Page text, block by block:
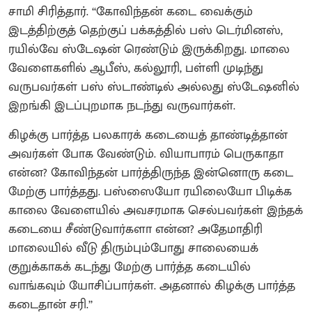
சாமி சிரித்தார். ‘‘கோவிந்தன் கடை வைக்கும்
இடத்திற்குத் தெற்குப் பக்கத்தில் பஸ் டெர்மினஸ்,
ரயில்வே ஸ்டேஷன் ரெண்டும் இருக்கிறது. மாலை
வேளைகளில் ஆபீஸ், கல்லூரி, பள்ளி முடிந்து
வருபவர்கள் பஸ் ஸ்டாண்டில் அல்லது ஸ்டேஷனில்
இறங்கி இடப்புறமாக நடந்து வருவார்கள்.
கிழக்கு பார்த்த பலகாரக் கடையைத் தாண்டித்தான்
அவர்கள் போக வேண்டும். வியாபாரம் பெருகாதா
என்ன? கோவிந்தன் பார்த்திருந்த இன்னொரு கடை
மேற்கு பார்த்தது. பஸ்ஸையோ ரயிலையோ பிடிக்க
காலை வேளையில் அவசரமாக செல்பவர்கள் இந்தக்
கடையை சீண்டுவார்களா என்ன? அதேமாதிரி
மாலையில் வீடு திரும்பும்போது சாலையைக்
குறுக்காகக் கடந்து மேற்கு பார்த்த கடையில்
வாங்கவும் யோசிப்பார்கள். அதனால் கிழக்கு பார்த்த
கடைதான் சரி.’’